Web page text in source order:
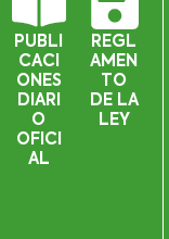
PUBLI
CACI
ONES
DIARI
O
OFICI
AL
REGL
AMEN
TO
DE LA
LEY